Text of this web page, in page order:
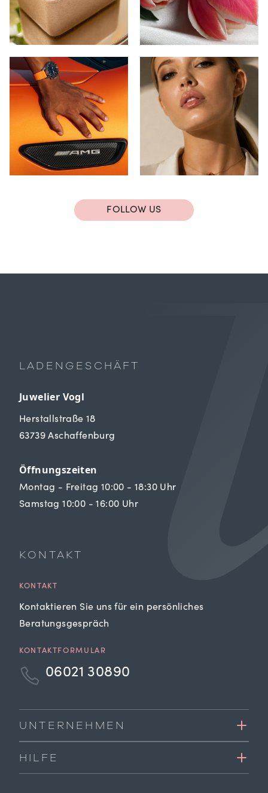
FOLLOW US
LADENGESCHÄFT
Juwelier Vogl
Herstallstraße 18
63739 Aschaffenburg
Öffnungszeiten
Montag - Freitag 10:00 - 18:30 Uhr
Samstag 10:00 - 16:00 Uhr
KONTAKT
KONTAKT
Kontaktieren Sie uns für ein persönliches
Beratungsgespräch
KONTAKTFORMULAR
06021 30890
UNTERNEHMEN
HILFE